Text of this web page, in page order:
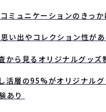
ミュニケーションのきっか
い出やコレクション性があ
から見るオリジナルグッズ
活層の95%がオリジナル
あり